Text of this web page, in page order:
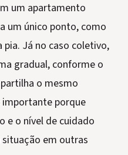
um apartamento
um único ponto, como
pia. Já no caso coletivo,
gradual, conforme o
o mesmo
importante porque
e o nível de cuidado
em outras